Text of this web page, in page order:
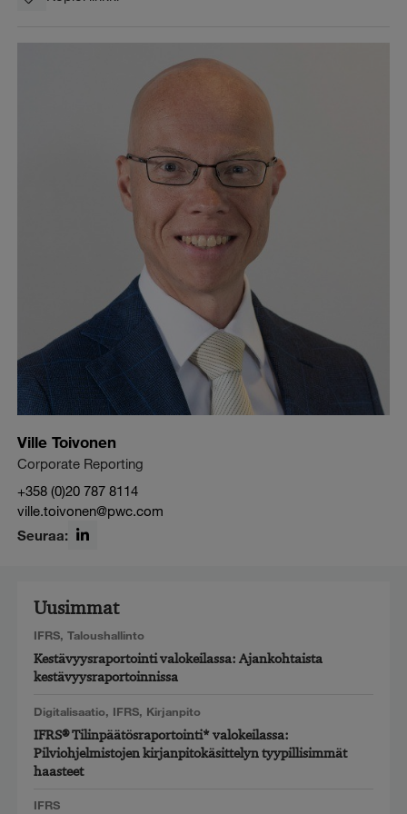
Ville Toivonen
Corporate Reporting
+358 (0)20 787 8114
ville.toivonen@pwc.com
Seuraa:
Uusimmat
IFRS, Taloushallinto
Kestävyysraportointi valokeilassa: Ajankohtaista
kestävyysraportoinnissa
Digitalisaatio, IFRS, Kirjanpito
IFRS® Tilinpäätösraportointi* valokeilassa:
Pilviohjelmistojen kirjanpitokäsittelyn tyypillisimmät
haasteet
IFRS